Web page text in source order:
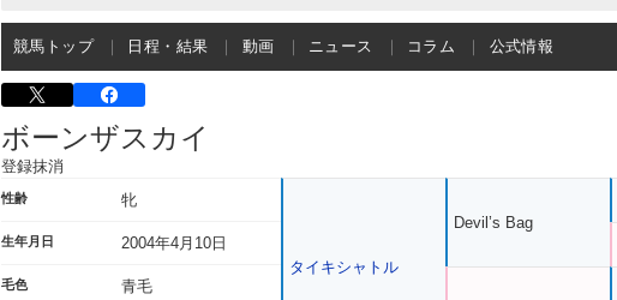
競馬トップ 日程・結果 動画 ニュース コラム 公式情報
ボーンザスカイ
登録抹消
性齢 牝
生年月日 2004年4月10日
毛色 青毛
タイキシャトル
Devil’s Bag